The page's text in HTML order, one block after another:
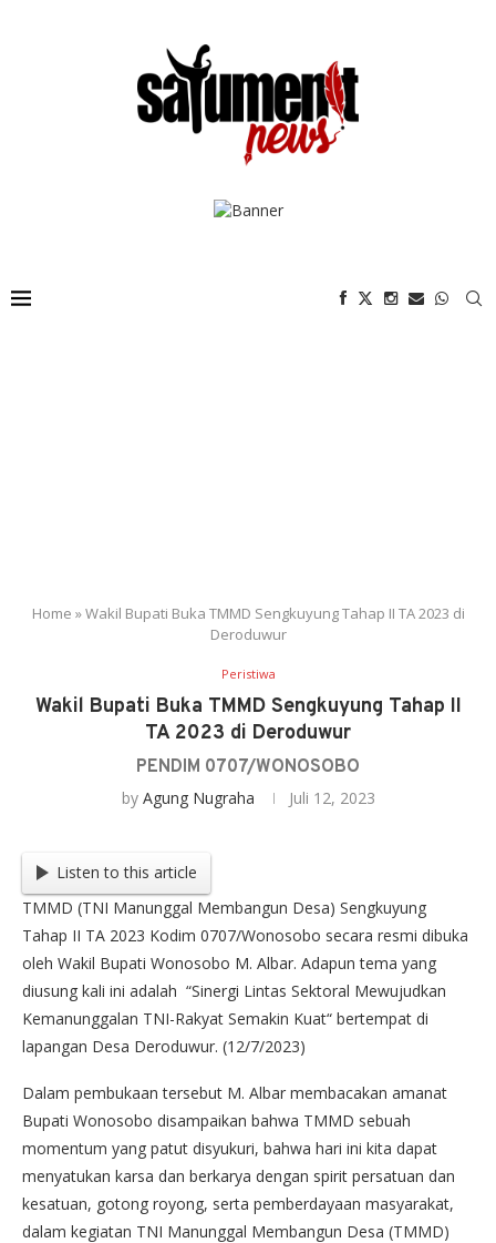
Home »Wakil Bupati Buka TMMD Sengkuyung Tahap II TA 2023 di
Deroduwur
Peristiwa
Wakil Bupati Buka TMMD Sengkuyung Tahap II
TA 2023 di Deroduwur
PENDIM 0707/WONOSOBO
by Agung Nugraha Juli 12, 2023
Listen to this article
TMMD (TNI Manunggal Membangun Desa) Sengkuyung
Tahap II TA 2023 Kodim 0707/Wonosobo secara resmi dibuka
oleh Wakil Bupati Wonosobo M. Albar. Adapun tema yang
diusung kali ini adalah “Sinergi Lintas Sektoral Mewujudkan
Kemanunggalan TNI-Rakyat Semakin Kuat“ bertempat di
lapangan Desa Deroduwur. (12/7/2023)
Dalam pembukaan tersebut M. Albar membacakan amanat
Bupati Wonosobo disampaikan bahwa TMMD sebuah
momentum yang patut disyukuri, bahwa hari ini kita dapat
menyatukan karsa dan berkarya dengan spirit persatuan dan
kesatuan, gotong royong, serta pemberdayaan masyarakat,
dalam kegiatan TNI Manunggal Membangun Desa (TMMD)